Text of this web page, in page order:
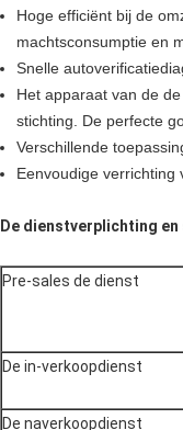
Hoge efficiënt bij de
machtsconsumptie en
Snelle
Het apparaat van de
stichting. De perfecte
Verschillende
Eenvoudige verrichting
De dienstverplichting en
Pre-sales de dienst
De in-verkoopdienst
De naverkoopdienst